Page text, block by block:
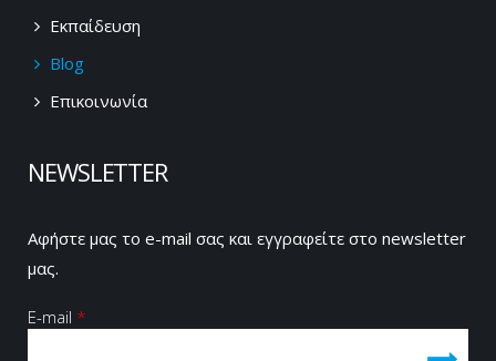
Εκπαίδευση
Blog
Επικοινωνία
NEWSLETTER
Αφήστε μας το e-mail σας και εγγραφείτε στο newsletter
μας.
E-mail *